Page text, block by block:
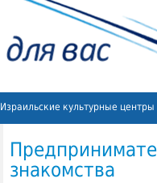
Израильские культурные центры
знакомства